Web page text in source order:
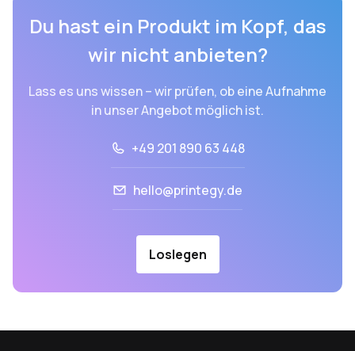
Du hast ein Produkt im Kopf, das
wir nicht anbieten?
Lass es uns wissen – wir prüfen, ob eine Aufnahme
in unser Angebot möglich ist.
+49 201 890 63 448
hello@printegy.de
Loslegen